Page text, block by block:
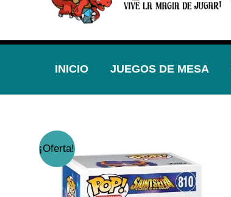
INICIO JUEGOS DE MESA
¡Oferta!